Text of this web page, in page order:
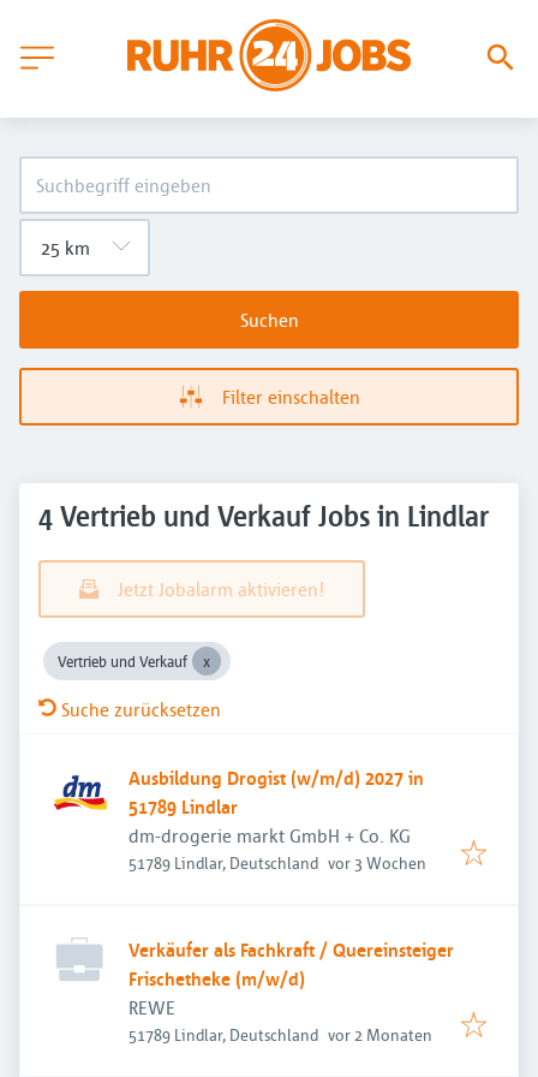
Suchen
Filter einschalten
4 Vertrieb und Verkauf Jobs in Lindlar
Jetzt Jobalarm aktivieren!
Vertrieb und Verkauf
Suche zurücksetzen
Ausbildung Drogist (w/m/d) 2027 in
51789 Lindlar
dm-drogerie markt GmbH + Co. KG
51789 Lindlar, Deutschland Veröffentlicht
vor 3 Wochen
Verkäufer als Fachkraft / Quereinsteiger
Frischetheke (m/w/d)
REWE
51789 Lindlar, Deutschland Veröffentlicht:
vor 2 Monaten